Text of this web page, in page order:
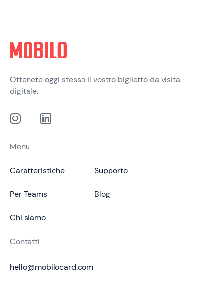
Ottenete oggi stesso il vostro biglietto da visita
digitale.
Menu
Caratteristiche
Per Teams
Chi siamo
Supporto
Blog
Contatti
hello@mobilocard.com